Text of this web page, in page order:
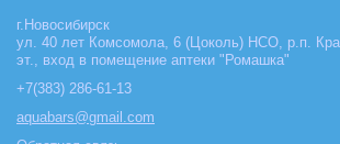
г.Новосибирск
ул. 40 лет Комсомола, 6 (Цоколь) НСО, р.п.
эт., вход в помещение аптеки "Ромашка"
+7(383) 286-61-13
aquabars@gmail.com